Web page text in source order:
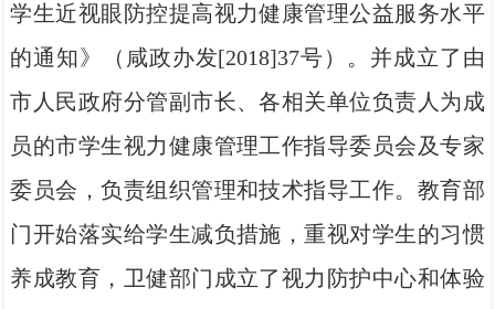
学生近视眼防控提高视力健康管理公益服务水平
的通知》（咸政办发[2018]37号）。并成立了由
市人民政府分管副市长、各相关单位负责人为成
员的市学生视力健康管理工作指导委员会及专家
委员会，负责组织管理和技术指导工作。教育部
门开始落实给学生减负措施，重视对学生的习惯
养成教育，卫健部门成立了视力防护中心和体验